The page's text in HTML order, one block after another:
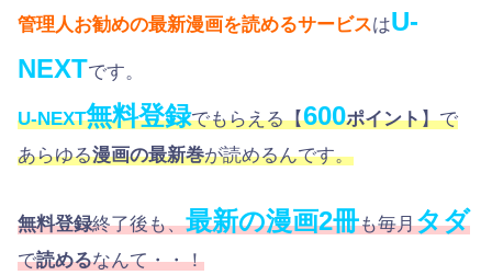
管理人お勧めの最新漫画を読めるサービスはU-
NEXTです。
U-NEXT無料登録でもらえる【600ポイント】で
あらゆる漫画の最新巻が読めるんです。
無料登録終了後も、最新の漫画2冊も毎月タダ
で読めるなんて・・！